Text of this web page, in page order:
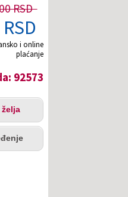
RSD
i online
plaćanje
92573